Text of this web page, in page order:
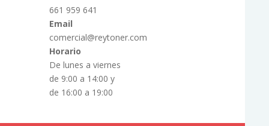
661 959 641
Email
comercial@reytoner.com
Horario
De lunes a viernes
de 9:00 a 14:00 y
de 16:00 a 19:00